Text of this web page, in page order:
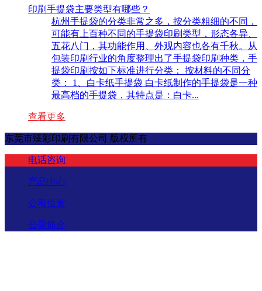
印刷手提袋主要类型有哪些？
杭州手提袋的分类非常之多，按分类粗细的不同，
可能有上百种不同的手提袋印刷类型，形态各异、
五花八门，其功能作用、外观内容也各有千秋。从
包装印刷行业的角度整理出了手提袋印刷种类，手
提袋印刷按如下标准进行分类： 按材料的不同分
类： 1、白卡纸手提袋 白卡纸制作的手提袋是一种
最高档的手提袋，其特点是：白卡...
查看更多
东莞市臻彩印刷有限公司 版权所有
电话咨询
产品中心
公司位置
公司简介